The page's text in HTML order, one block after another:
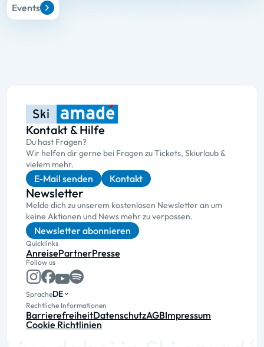
Events
Kontakt & Hilfe
Du hast Fragen?
Wir helfen dir gerne bei Fragen zu Tickets, Skiurlaub &
vielem mehr.
E-Mail senden Kontakt
Newsletter
Melde dich zu unserem kostenlosen Newsletter an um
keine Aktionen und News mehr zu verpassen.
Newsletter abonnieren
Quicklinks
AnreisePartnerPresse
Follow us
SpracheDE
Rechtliche Informationen
BarrierefreiheitDatenschutzAGBImpressum
Cookie Richtlinien